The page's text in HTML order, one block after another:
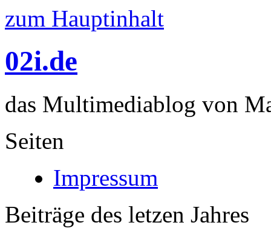
zum Hauptinhalt
02i.de
das Multimediablog von
Seiten
Impressum
Beiträge des letzen Jahres